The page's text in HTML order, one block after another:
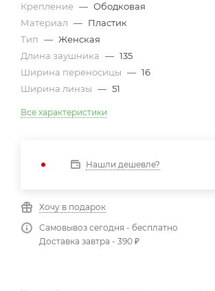
Крепление — Ободковая
Материал — Пластик
Тип — Женская
Длина заушника — 135
Ширина переносицы — 16
Ширина линзы — 51
Все характеристики
Нашли дешевле?
Хочу в подарок
Самовывоз сегодня - бесплатно
Доставка завтра - 390 ₽